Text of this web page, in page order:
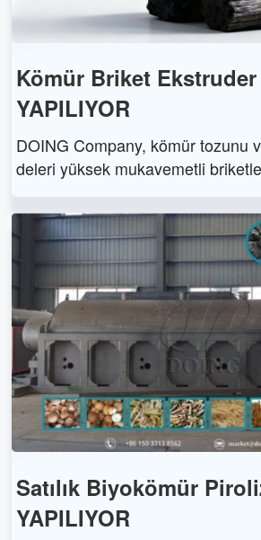
Kömür Briket
YAPILIYOR
DOING Company, kömür tozunu
deleri yüksek mukavemetli
eli kömür briket ekstruder
Satılık Biyokömür
YAPILIYOR